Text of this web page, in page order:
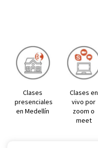
Clases
presenciales
en Medellín
Clases en
vivo por
zoom o
meet